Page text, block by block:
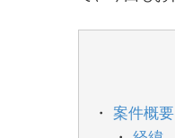
案件概要